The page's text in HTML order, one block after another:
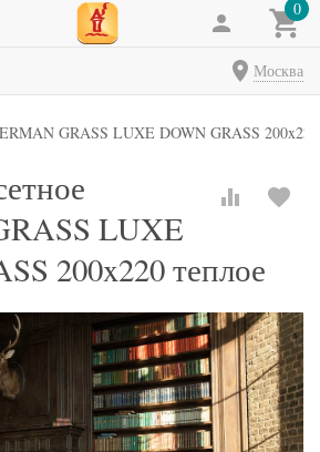
0
Москва
GRASS LUXE DOWN GRASS
LUXE
200x220 теплое